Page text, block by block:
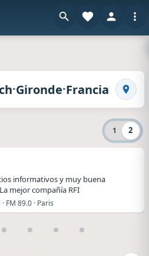
Buch · Gironde · Francia
·Gironde·Francia
1 2
informativos y muy buena
mejor compañía RFI
FM 89.0 · Paris